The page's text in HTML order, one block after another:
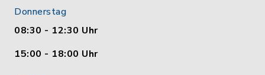
Donnerstag
08:30 - 12:30 Uhr
15:00 - 18:00 Uhr